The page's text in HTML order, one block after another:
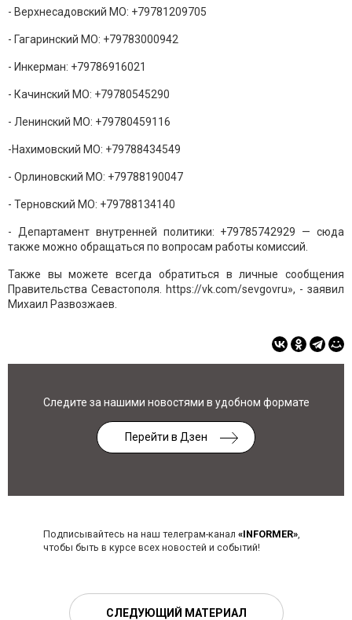
- Верхнесадовский МО: +79781209705
- Гагаринский МО: +79783000942
- Инкерман: +79786916021
- Качинский МО: +79780545290
- Ленинский МО: +79780459116
-Нахимовский МО: +79788434549
- Орлиновский МО: +79788190047
- Терновский МО: +79788134140
- Департамент внутренней политики: +79785742929 — сюда
также можно обращаться по вопросам работы комиссий.
Также вы можете всегда обратиться в личные сообщения
Правительства Севастополя. https://vk.com/sevgovru», - заявил
Михаил Развозжаев.
Следите за нашими новостями в удобном формате
Перейти в Дзен
Подписывайтесь на наш телеграм-канал «INFORMER»,
чтобы быть в курсе всех новостей и событий!
СЛЕДУЮЩИЙ МАТЕРИАЛ